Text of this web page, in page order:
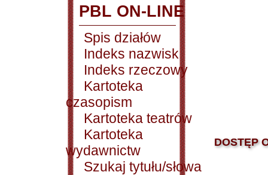
PBL ON-LINE
Spis działów
Indeks nazwisk
Indeks rzeczowy
Kartoteka
czasopism
Kartoteka teatrów
Kartoteka
wydawnictw
Szukaj tytułu/słowa
DOSTĘP